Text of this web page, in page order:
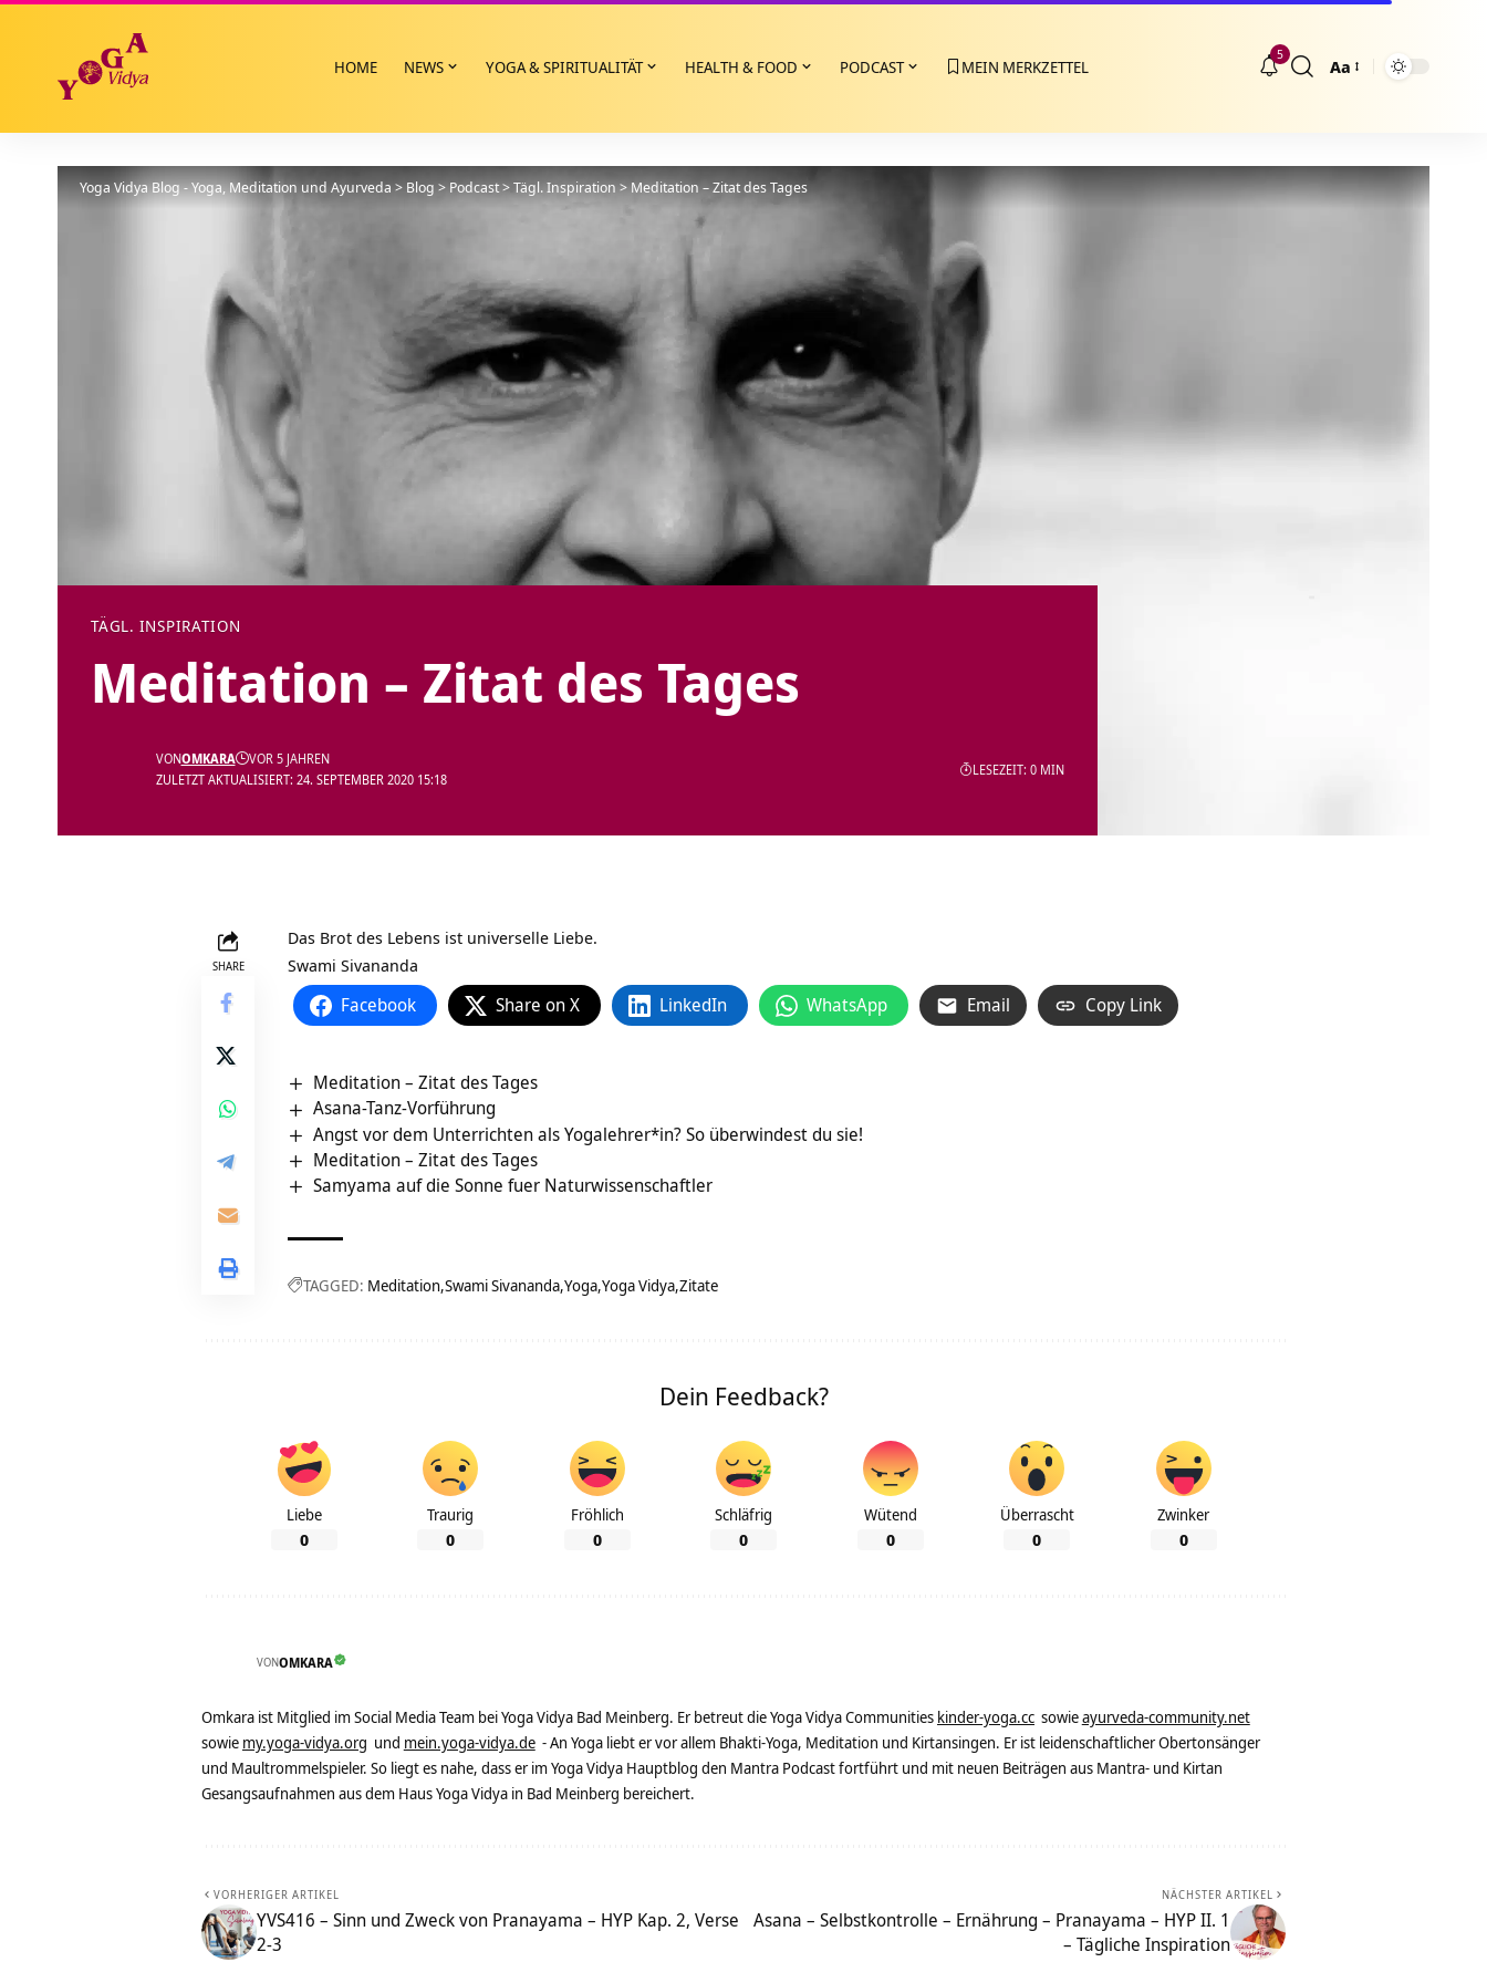
HOME NEWS YOGA & SPIRITUALITÄT HEALTH & FOOD PODCAST MEIN MERKZETTEL
5
Größenänderung
Aa
Yoga Vidya Blog - Yoga, Meditation und Ayurveda > Blog >Podcast>Tägl. Inspiration>Meditation – Zitat des Tages
TÄGL. INSPIRATION
Meditation – Zitat des Tages
ZULETZT AKTUALISIERT: 24. SEPTEMBER 2020 15:18
VONOMKARA VOR 5 JAHREN
LESEZEIT: 0 MIN
SHARE
Das Brot des Lebens ist universelle Liebe.
Swami Sivananda
Facebook Share on X LinkedIn WhatsApp Email Copy Link
Meditation – Zitat des Tages
Asana-Tanz-Vorführung
Angst vor dem Unterrichten als Yogalehrer*in? So überwindest du sie!
Meditation – Zitat des Tages
Samyama auf die Sonne fuer Naturwissenschaftler
TAGGED: Meditation Swami Sivananda Yoga Yoga Vidya Zitate
Dein Feedback?
Liebe
0
Traurig
0
Fröhlich
0
Schläfrig
0
Wütend
0
Überrascht
0
Zwinker
0
VONOMKARA
Omkara ist Mitglied im Social Media Team bei Yoga Vidya Bad Meinberg. Er betreut die Yoga Vidya Communities kinder-yoga.cc sowieayurveda-community.net
sowie my.yoga-vidya.org und mein.yoga-vidya.de - An Yoga liebt er vor allem Bhakti-Yoga, Meditation und Kirtansingen. Er ist leidenschaftlicher Obertonsänger
und Maultrommelspieler. So liegt es nahe, dass er im Yoga Vidya Hauptblog den Mantra Podcast fortführt und mit neuen Beiträgen aus Mantra- und Kirtan
Gesangsaufnahmen aus dem Haus Yoga Vidya in Bad Meinberg bereichert.
VORHERIGER ARTIKEL
YVS416 – Sinn und Zweck von Pranayama – HYP Kap. 2, Verse
2-3
NÄCHSTER ARTIKEL
Asana – Selbstkontrolle – Ernährung – Pranayama – HYP II. 1
– Tägliche Inspiration